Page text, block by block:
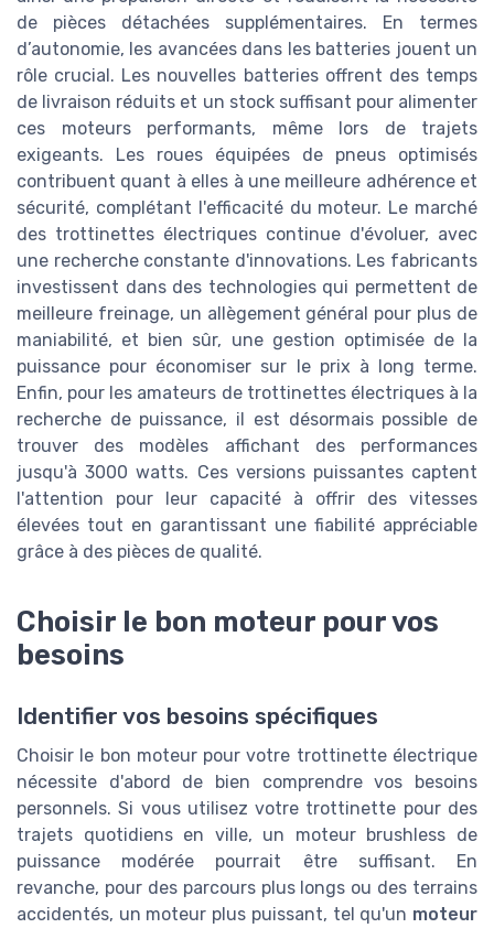
de pièces détachées supplémentaires. En termes
d’autonomie, les avancées dans les batteries jouent un
rôle crucial. Les nouvelles batteries offrent des temps
de livraison réduits et un stock suffisant pour alimenter
ces moteurs performants, même lors de trajets
exigeants. Les roues équipées de pneus optimisés
contribuent quant à elles à une meilleure adhérence et
sécurité, complétant l'efficacité du moteur. Le marché
des trottinettes électriques continue d'évoluer, avec
une recherche constante d'innovations. Les fabricants
investissent dans des technologies qui permettent de
meilleure freinage, un allègement général pour plus de
maniabilité, et bien sûr, une gestion optimisée de la
puissance pour économiser sur le prix à long terme.
Enfin, pour les amateurs de trottinettes électriques à la
recherche de puissance, il est désormais possible de
trouver des modèles affichant des performances
jusqu'à 3000 watts. Ces versions puissantes captent
l'attention pour leur capacité à offrir des vitesses
élevées tout en garantissant une fiabilité appréciable
grâce à des pièces de qualité.
Choisir le bon moteur pour vos
besoins
Identifier vos besoins spécifiques
Choisir le bon moteur pour votre trottinette électrique
nécessite d'abord de bien comprendre vos besoins
personnels. Si vous utilisez votre trottinette pour des
trajets quotidiens en ville, un moteur brushless de
puissance modérée pourrait être suffisant. En
revanche, pour des parcours plus longs ou des terrains
accidentés, un moteur plus puissant, tel qu'un moteur